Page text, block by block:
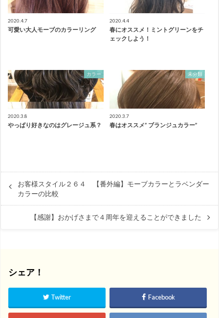
2020.4.7
可愛い大人モーブのカラーリング
2020.4.4
春にオススメ！ミントグリーンをチ
ェックしよう！
カラー
2020.3.8
やっぱり好きなのはグレージュ系？
未分類
2020.3.7
春はオススメ” ブランジュカラー”
お客様スタイル２６４ 【番外編】モーブカラーとラベンダー
カラーの比較
【感謝】おかげさまで４周年を迎えることができました
シェア！
Twitter Facebook